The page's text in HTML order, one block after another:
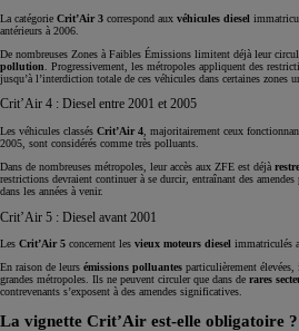
La catégorie Crit’Air 3 correspond aux véhicules diesel
antérieurs à 2006.
De nombreuses Zones à Faibles Émissions limitent déjà leur
pollution . Progressivement, les métropoles appliquent des
jusqu’à l’interdiction totale de ces véhicules dans certaines zones
Crit’Air 4 : Diesel entre 2001 et 2005
Les véhicules classés Crit’Air 4 , majoritairement ceux
2005, sont considérés comme très polluants.
Dans de nombreuses métropoles, leur accès aux ZFE est déjà
restrictions devraient continuer à se durcir, entraînant des
dans les années à venir.
Crit’Air 5 : Diesel avant 2001
Les Crit’Air 5 concernent les vieux moteurs diesel immatriculés
En raison de leurs émissions polluantes particulièrement
grandes métropoles. Ils ne peuvent circuler que dans de rares
contrevenants s’exposent à des amendes significatives.
La vignette Crit’Air est-elle obligatoire ?